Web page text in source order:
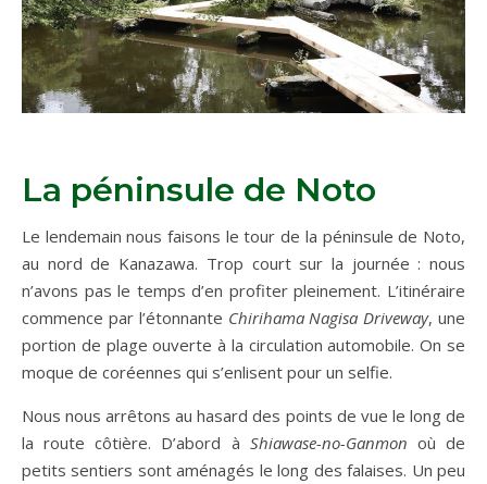
La péninsule de Noto
Le lendemain nous faisons le tour de la péninsule de Noto,
au nord de Kanazawa. Trop court sur la journée : nous
n’avons pas le temps d’en profiter pleinement. L’itinéraire
commence par l’étonnante Chirihama Nagisa Driveway, une
portion de plage ouverte à la circulation automobile. On se
moque de coréennes qui s’enlisent pour un selfie.
Nous nous arrêtons au hasard des points de vue le long de
la route côtière. D’abord à Shiawase-no-Ganmon où de
petits sentiers sont aménagés le long des falaises. Un peu